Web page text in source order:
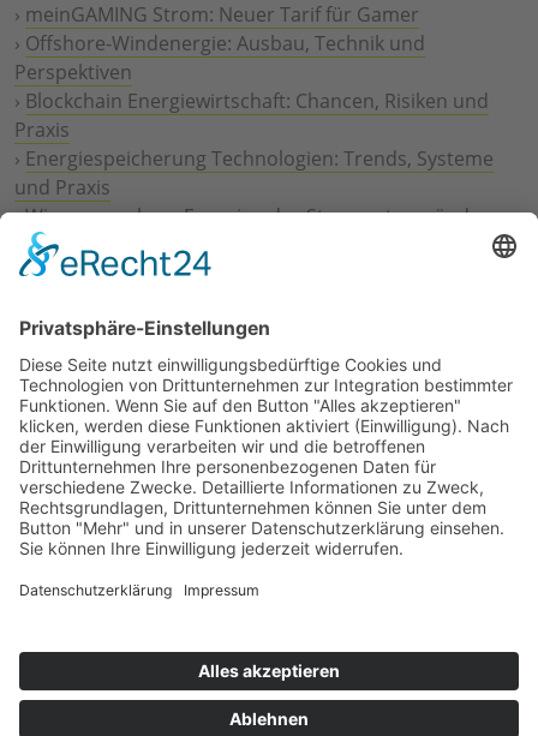
› meinGAMING Strom: Neuer Tarif für Gamer
› Offshore-Windenergie: Ausbau, Technik und
Perspektiven
› Blockchain Energiewirtschaft: Chancen, Risiken und
Praxis
› Energiespeicherung Technologien: Trends, Systeme
und Praxis
›Wie erneuerbare Energien das Stromnetz verändern
Digitalisierung Energiewirtschaft: Effizienz, Netze und
Prozesse
Geschäftsmodelle
›Vorstandswechsel Westenergie: Böddeling übernimmt
befristet
›Wasserstoff-Hochlauf: Dialog, Infrastruktur und
konkrete Schritte
›Solaranlage Regenbogenfarben: FC St. Pauli und
LichtBlick installieren erste weltweite Anlage
Jetzt an der STUDIE360 teilnehmen
Wir möchten Transparenz mit einheitlichen Kriterien
kostenlose Teilnahme wichtig. Die Ergebnisse werden
umgehend nach Teilnahme und Auswertung auf
unserer Webseite zur Verfügung gestellt.